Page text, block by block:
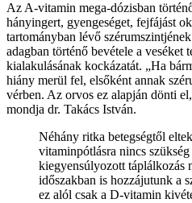
Az A-vitamin mega-dózisban
hányingert, gyengeséget, fejfájást
tartományban lévő
adagban történő bevétele a veséket
kialakulásának kockázatát. „Ha
hiány merül fel, elsőként annak
vérben. Az orvos ez alapján dönti
mondja dr. Takács István.
Néhány ritka betegségtől
vitaminpótlásra nincs
kiegyensúlyozott táplálkozás
időszakban is hozzájutunk a
ez alól csak a D-vitamin